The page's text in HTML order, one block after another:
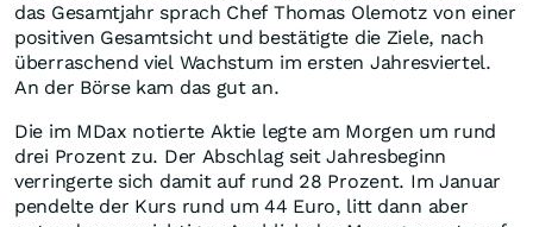
das Gesamtjahr sprach Chef Thomas Olemotz von einer
positiven Gesamtsicht und bestätigte die Ziele, nach
überraschend viel Wachstum im ersten Jahresviertel.
An der Börse kam das gut an.
Die im MDax notierte Aktie legte am Morgen um rund
drei Prozent zu. Der Abschlag seit Jahresbeginn
verringerte sich damit auf rund 28 Prozent. Im Januar
pendelte der Kurs rund um 44 Euro, litt dann aber